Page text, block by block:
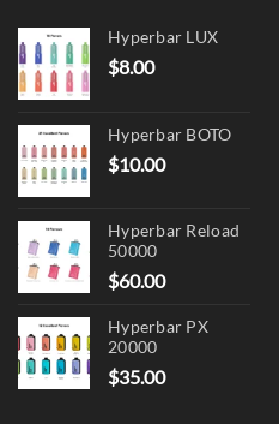
Hyperbar LUX
$8.00
Hyperbar BOTO
$10.00
Hyperbar Reload
50000
$60.00
Hyperbar PX
20000
$35.00